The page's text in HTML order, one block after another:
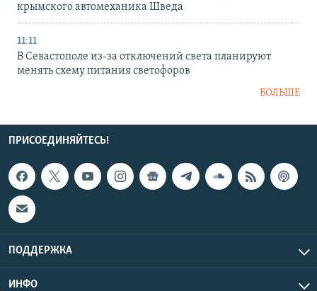
крымского автомеханика Шведа
11:11
В Севастополе из-за отключений света планируют
менять схему питания светофоров
БОЛЬШЕ
ПРИСОЕДИНЯЙТЕСЬ!
ПОДДЕРЖКА
ИНФО